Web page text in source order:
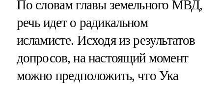
По словам главы земельного МВД,
речь идет о радикальном
исламисте. Исходя из результатов
допросов, на настоящий момент
можно предположить, что Ука